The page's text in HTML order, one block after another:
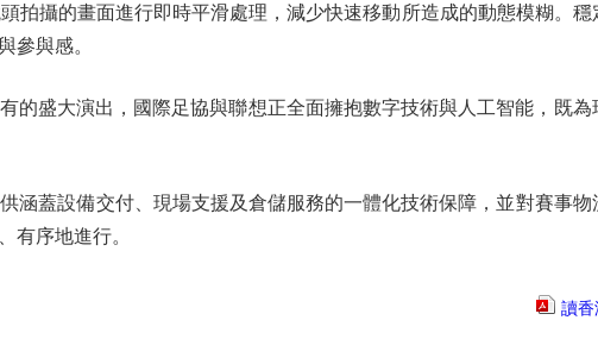
攝的畫面進行即時平滑處理，減少快速移動所造成的動態模糊。穩
參與感。
盛大演出，國際足協與聯想正全面擁抱數字技術與人工智能，既為
蓋設備交付、現場支援及倉儲服務的一體化技術保障，並對賽事物
有序地進行。
讀香